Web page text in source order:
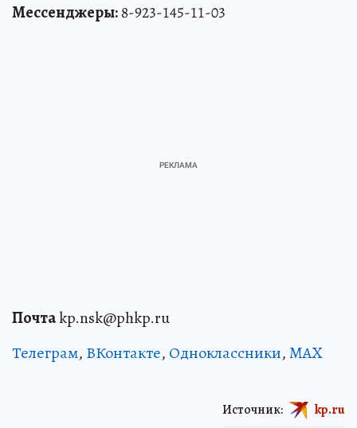
Мессенджеры:8-923-145-11-03
Почтаkp.nsk@phkp.ru
Телеграм, ВКонтакте, Одноклассники,MAX
Источник: kp.ru